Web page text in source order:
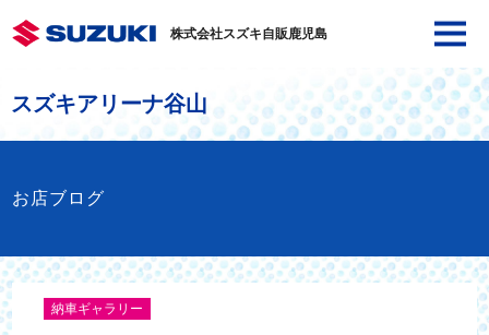
株式会社スズキ自販鹿児島
スズキアリーナ谷山
お店ブログ
納車ギャラリー